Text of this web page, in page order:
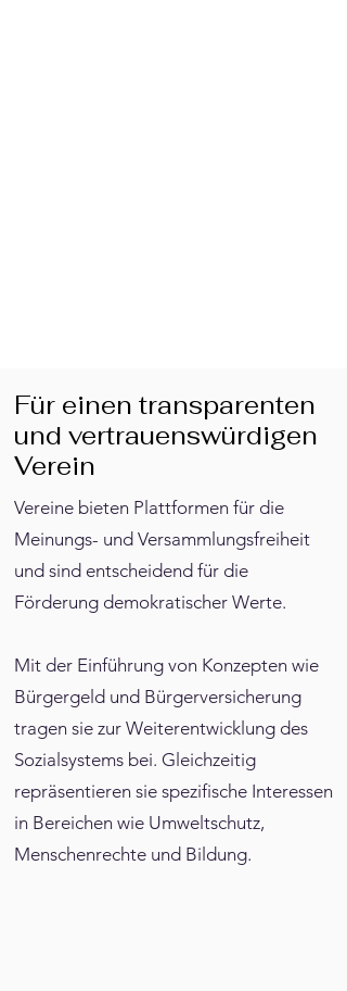
Für einen transparenten
und vertrauenswürdigen
Verein
Vereine bieten Plattformen für die
Meinungs- und Versammlungsfreiheit
und sind entscheidend für die
Förderung demokratischer Werte.
Mit der Einführung von Konzepten wie
Bürgergeld und Bürgerversicherung
tragen sie zur Weiterentwicklung des
Sozialsystems bei. Gleichzeitig
repräsentieren sie spezifische Interessen
in Bereichen wie Umweltschutz,
Menschenrechte und Bildung.